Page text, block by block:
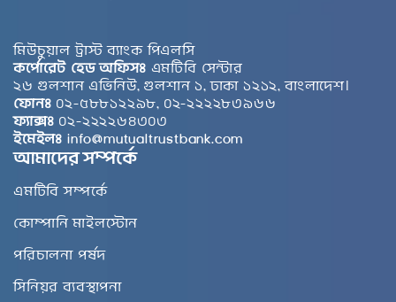
মিউচুয়াল ট্রাস্ট ব্যাংক পিএলসি
কর্পোরেট হেড অফিসঃ এমটিবি সেন্টার
২৬ গুলশান এভিনিউ, গুলশান ১, ঢাকা ১২১২, বাংলাদেশ।
ফোনঃ ০২-৫৮৮১২২৯৮, ০২-২২২২৮৩৯৬৬
ফ্যাক্সঃ ০২-২২২২৬৪৩০৩
ইমেইলঃ info@mutualtrustbank.com
আমাদের সম্পর্কে
এমটিবি সম্পর্কে
কোম্পানি মাইলস্টোন
পরিচালনা পর্ষদ
সিনিয়র ব্যবস্থাপনা